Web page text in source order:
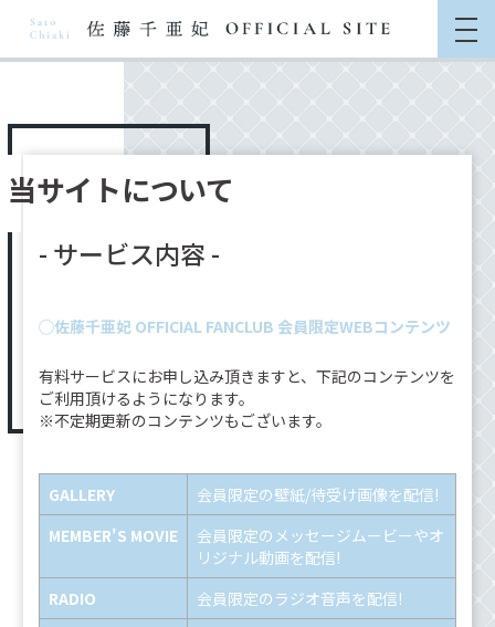
当サイトについて
- サービス内容 -
◯佐藤千亜妃 OFFICIAL FANCLUB 会員限定WEBコンテンツ
有料サービスにお申し込み頂きますと、下記のコンテンツを
ご利用頂けるようになります。
※不定期更新のコンテンツもございます。
GALLERY
会員限定の壁紙/待受け画像を配信!
MEMBER'S MOVIE
会員限定のメッセージムービーやオ
リジナル動画を配信!
RADIO
会員限定のラジオ音声を配信!